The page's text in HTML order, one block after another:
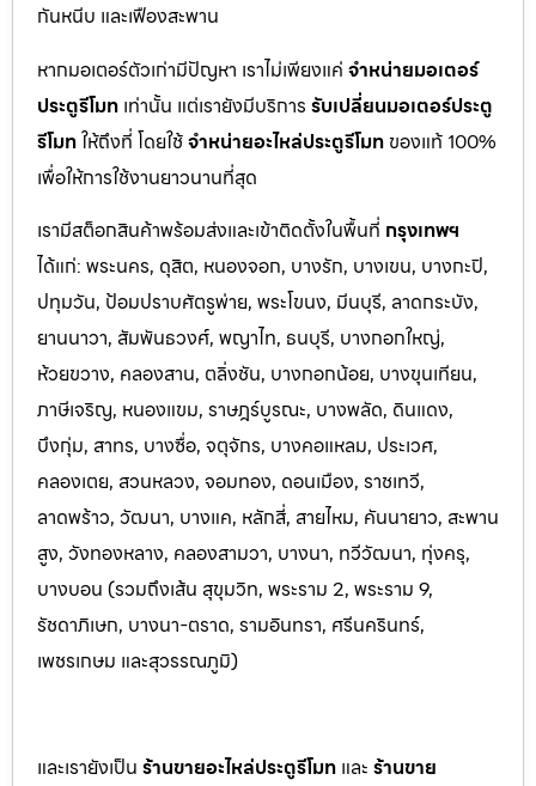
กันหนีบ และเฟืองสะพาน
หากมอเตอร์ตัวเก่ามีปัญหา เราไม่เพียงแค่ จำหน่ายมอเตอร์
ประตูรีโมท เท่านั้น แต่เรายังมีบริการ รับเปลี่ยนมอเตอร์ประตู
รีโมทให้ถึงที่ โดยใช้จำหน่ายอะไหล่ประตูรีโมท ของแท้ 100%
เพื่อให้การใช้งานยาวนานที่สุด
เรามีสต็อกสินค้าพร้อมส่งและเข้าติดตั้งในพื้นที่ กรุงเทพฯ
ได้แก่: พระนคร, ดุสิต, หนองจอก, บางรัก, บางเขน, บางกะปิ,
ปทุมวัน, ป้อมปราบศัตรูพ่าย, พระโขนง, มีนบุรี, ลาดกระบัง,
ยานนาวา, สัมพันธวงศ์, พญาไท, ธนบุรี, บางกอกใหญ่,
ห้วยขวาง, คลองสาน, ตลิ่งชัน, บางกอกน้อย, บางขุนเทียน,
ภาษีเจริญ, หนองแขม, ราษฎร์บูรณะ, บางพลัด, ดินแดง,
บึงกุ่ม, สาทร, บางซื่อ, จตุจักร, บางคอแหลม, ประเวศ,
คลองเตย, สวนหลวง, จอมทอง, ดอนเมือง, ราชเทวี,
ลาดพร้าว, วัฒนา, บางแค, หลักสี่, สายไหม, คันนายาว, สะพาน
สูง, วังทองหลาง, คลองสามวา, บางนา, ทวีวัฒนา, ทุ่งครุ,
บางบอน (รวมถึงเส้น สุขุมวิท, พระราม 2, พระราม 9,
รัชดาภิเษก, บางนา-ตราด, รามอินทรา, ศรีนครินทร์,
เพชรเกษม และสุวรรณภูมิ)
และเรายังเป็น ร้านขายอะไหล่ประตูรีโมท และ ร้านขาย